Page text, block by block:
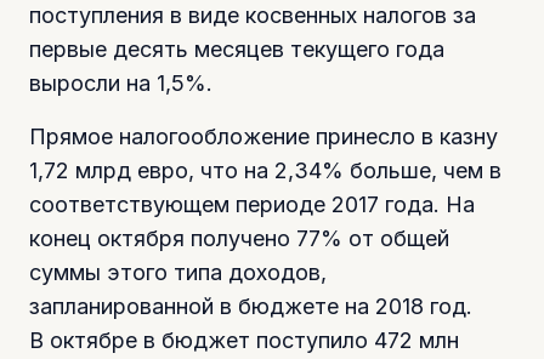
поступления в виде косвенных налогов за
первые десять месяцев текущего года
выросли на 1,5%.
Прямое налогообложение принесло в казну
1,72 млрд евро, что на 2,34% больше, чем в
соответствующем периоде 2017 года. На
конец октября получено 77% от общей
суммы этого типа доходов,
запланированной в бюджете на 2018 год.
В октябре в бюджет поступило 472 млн